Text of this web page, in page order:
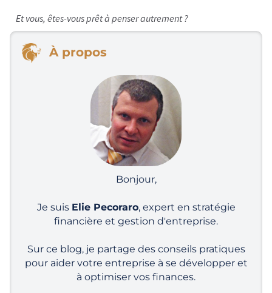
Et vous, êtes-vous prêt à penser autrement ?
À propos
Bonjour,
Je suis Elie Pecoraro, expert en stratégie
financière et gestion d'entreprise.
Sur ce blog, je partage des conseils pratiques
pour aider votre entreprise à se développer et
à optimiser vos finances.